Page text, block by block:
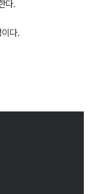
다.
다.